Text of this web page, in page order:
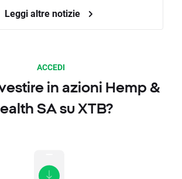
Leggi altre notizie
ACCEDI
in azioni Hemp &
SA su XTB?